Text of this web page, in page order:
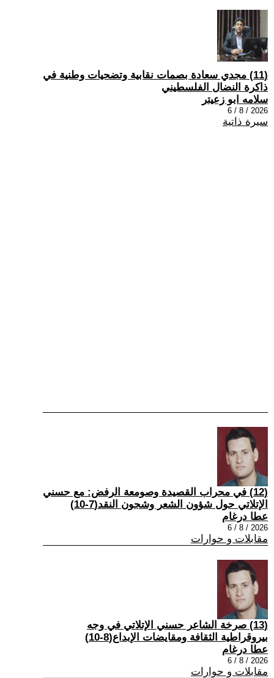
(11) مجدي سعادة بصمات نقابية وتضحيات وطنية في
ذاكرة النضال الفلسطيني
سلامه ابو زعيتر
2026 / 8 / 6
سيرة ذاتية
(12) في محراب القصيدة وصومعة الرفض: مع حسني
الإتلاتي حول شؤون الشعر وشجون النقد(7-10)
عطا درغام
2026 / 8 / 6
مقابلات و حوارات
(13) صرخة الشاعر حسني الإتلاتي في وجه
بيروقراطية الثقافة ومقايضات الإبداع(8-10)
عطا درغام
2026 / 8 / 6
مقابلات و حوارات